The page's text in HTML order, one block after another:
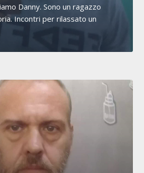
Danny. Sono un ragazzo
Incontri per rilassato un